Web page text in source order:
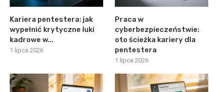
Kariera pentestera: jak
wypełnić krytyczne luki
kadrowe w...
1 lipca 2026
Praca w
cyberbezpieczeństwie:
oto ścieżka kariery dla
pentestera
1 lipca 2026